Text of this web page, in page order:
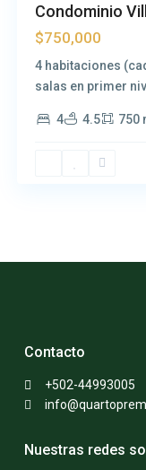
Condominio
$750,000
4 habitaciones
salas en primer
4 4.5 750
Contacto
+502-44993005
Nuestras redes